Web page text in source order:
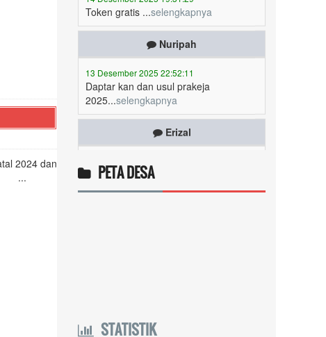
2024 dan
...
Nuripah
Daptar kan dan usul prakeja
Erizal
selengkapnya
PETA DESA
STATISTIK